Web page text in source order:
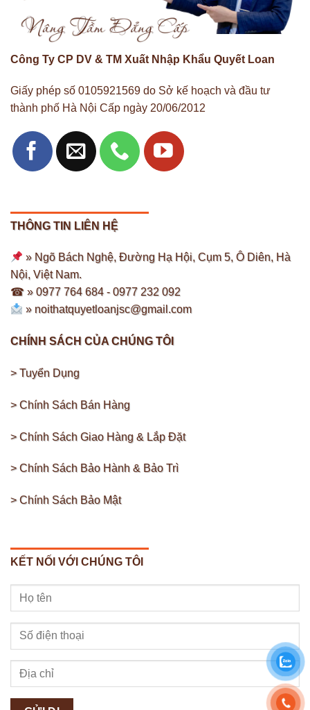
Công Ty CP DV & TM Xuất Nhập Khẩu Quyết Loan
Giấy phép số 0105921569 do Sở kế hoạch và đầu tư
thành phố Hà Nội Cấp ngày 20/06/2012
THÔNG TIN LIÊN HỆ
» Ngõ Bách Nghệ, Đường Hạ Hội, Cụm 5, Ô Diên, Hà
Nội, Việt Nam.
☎ » 0977 764 684 -0977 232 092
» noithatquyetloanjsc@gmail.com
CHÍNH SÁCH CỦA CHÚNG TÔI
> Tuyển Dụng
> Chính Sách Bán Hàng
> Chính Sách Giao Hàng & Lắp Đặt
> Chính Sách Bảo Hành & Bảo Trì
> Chính Sách Bảo Mật
KẾT NỐI VỚI CHÚNG TÔI